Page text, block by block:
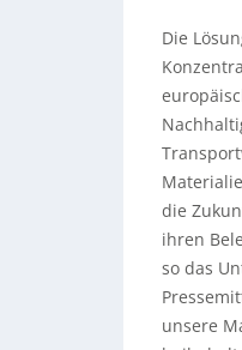
Die
die
ihren
so das
unsere